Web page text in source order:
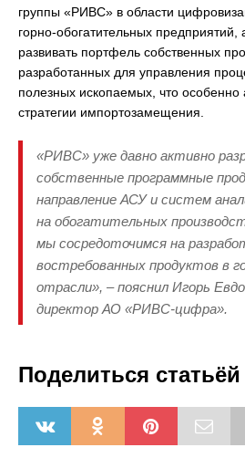
группы «РИВС» в области
горно-обогатительных предприятий,
развивать портфель собственных
разработанных для управления
полезных ископаемых, что особенно
стратегии импортозамещения.
«РИВС» уже давно активно
собственные программные
направление АСУ и систем
на обогатительных
мы сосредоточимся на
востребованных продуктов в
отрасли», – пояснил Игорь
директор АО «РИВС-цифра».
Поделиться статьёй